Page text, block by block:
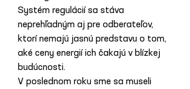
Systém regulácií sa stáva
neprehľadným aj pre odberateľov,
ktorí nemajú jasnú predstavu o tom,
aké ceny energií ich čakajú v blízkej
budúcnosti.
V poslednom roku sme sa museli